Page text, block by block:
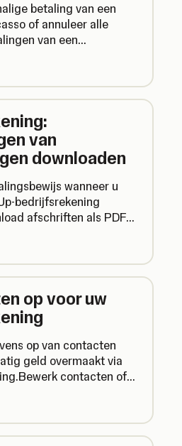
betaling van een
of annuleer alle
van een
Automatische incasso .
van
downloaden
wanneer u
bedrijfsrekening
afschriften als PDF-
op voor uw
op van contacten
geld overmaakt via
contacten of